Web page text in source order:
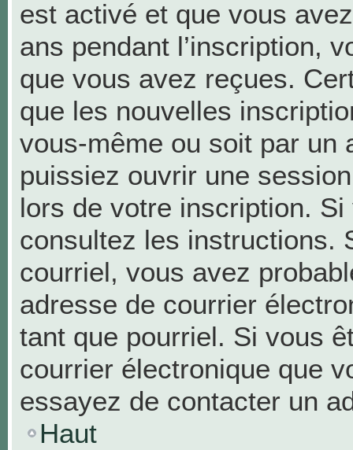
est activé et que vous
ans pendant l’inscription,
que vous avez reçues.
que les nouvelles
vous-même ou soit par un
puissiez ouvrir une
lors de votre inscription.
consultez les instructions.
courriel, vous avez
adresse de courrier
tant que pourriel. Si vous
courrier électronique que
essayez de contacter un
Haut